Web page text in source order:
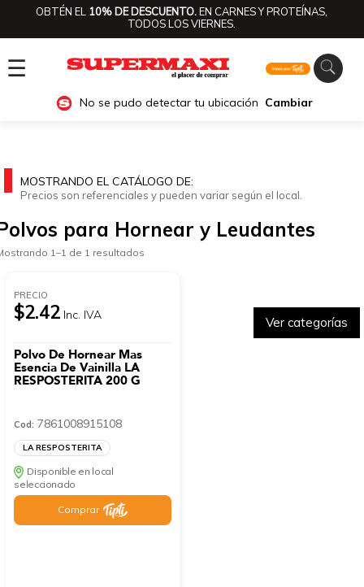
OBTÉN EL 10% DE DESCUENTO.EN CARNES Y PROTEÍNAS,
TODOS LOS VIERNES.
☰
No se pudo detectar tu ubicación Cambiar
Ver categorías
MOSTRANDO EL CATÁLOGO DE:
Precios son referenciales y pueden variar según el local.
para Hornear y Leudantes
1–1 de 1 resultados
PRECIO
$2.42 Inc. IVA
Polvo De Hornear Mas
Esencia De Vainilla LA
RESPOSTERITA 200 G
Cod: 7861008915108
LA RESPOSTERITA
Disponible en local
seleccionado
Comprar